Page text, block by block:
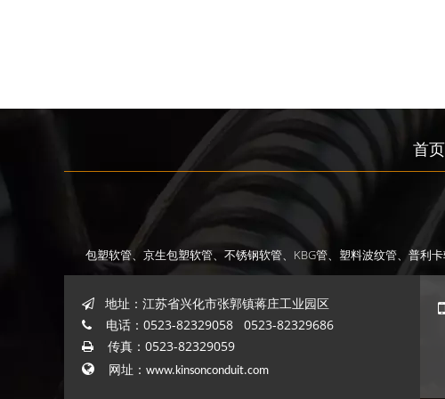
首页
包塑软管、 京生包塑软管、 不锈钢软管、 KBG管、 塑料波纹管、普利卡
 地址：江苏省兴化市张郭镇蒋庄工业园区
 电话：0523-82329058 0523-82329686
 传真：0523-82329059
 网址： www.kinsonconduit.com
